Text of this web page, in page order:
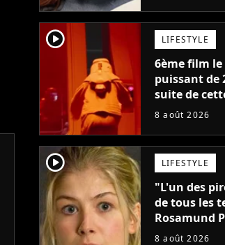
remplacer
Lawrence
player2 LIFESTYLE
6ème film
puissant de
suite de
franchise
réalisateur
porte pour
créatifs"
8 août 2026
player2 LIFESTYLE
"L'un des
de tous les
Rosamund
pensait que
8 août 2026